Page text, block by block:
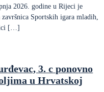
2026. godine u Rijeci je
Sportskih igara mladih,
[…]
3. c ponovno
u Hrvatskoj